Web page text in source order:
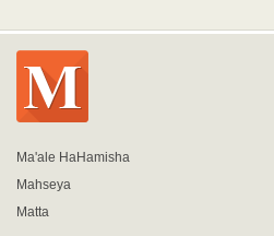
Ma'ale HaHamisha
Mahseya
Matta